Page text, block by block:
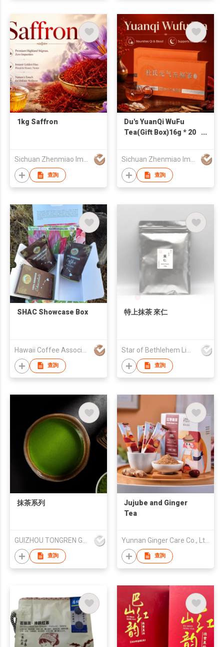
1kg Saffron
Sichuan Zhenmiao Import & Export Trading Co., Ltd.
查詢
Du's YuanQi WuFu
Tea(Gift Box)16g * 20
Sichuan Zhenmiao Import & Export Trading Co., Ltd.
查詢
SHAC Showcase Box
查詢
特上抹茶 來仁
查詢
抹茶系列
查詢
Jujube and Ginger
Tea
Yunnan Ginger Care Co., Ltd.
查詢